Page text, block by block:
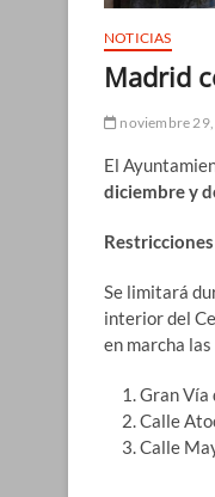
NOTICIAS
Madrid
noviembre
El
diciembre y
Se limitará
interior del
en marcha
Gran Vía
Calle
Calle